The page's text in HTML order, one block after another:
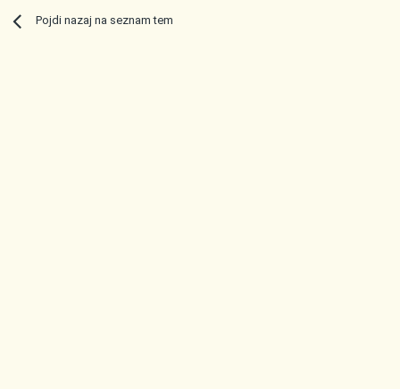
Pojdi nazaj na seznam tem